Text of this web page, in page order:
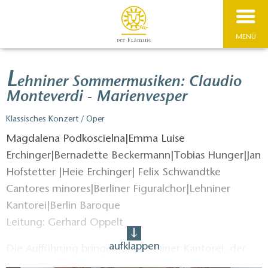
MENÜ
Lehniner Sommermusiken: Claudio
Monteverdi - Marienvesper
Klassisches Konzert / Oper
Magdalena Podkoscielna|Emma Luise
Erchinger|Bernadette Beckermann|Tobias Hunger|Jan
Hofstetter |Heie Erchinger| Felix Schwandtke
Cantores minores|Berliner Figuralchor|Lehniner
Kantorei|Berlin Baroque
Leitung: Gerhard Oppelt
Die Aufführung bringen die Lehniner Kantorei, der
aufklappen